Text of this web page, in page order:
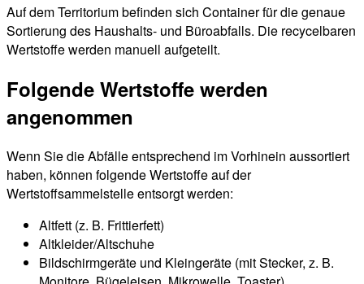
Auf dem Territorium befinden sich Container für die genaue
Sortierung des Haushalts- und Büroabfalls. Die recycelbaren
Wertstoffe werden manuell aufgeteilt.
Folgende Wertstoffe werden
angenommen
Wenn Sie die Abfälle entsprechend im Vorhinein aussortiert
haben, können folgende Wertstoffe auf der
Wertstoffsammelstelle entsorgt werden:
Altfett (z. B. Frittierfett)
Altkleider/Altschuhe
Bildschirmgeräte und Kleingeräte (mit Stecker, z. B.